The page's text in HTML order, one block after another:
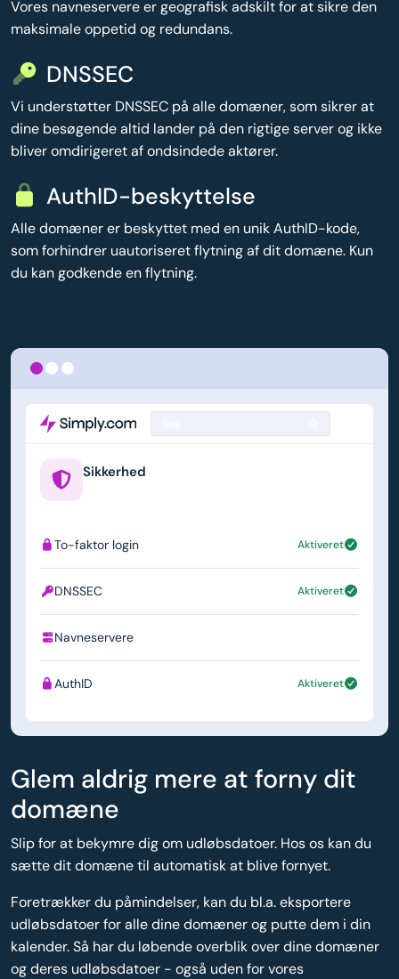
Vores navneservere er geografisk adskilt for at sikre den
maksimale oppetid og redundans.
DNSSEC
Vi understøtter DNSSEC på alle domæner, som sikrer at
dine besøgende altid lander på den rigtige server og ikke
bliver omdirigeret af ondsindede aktører.
AuthID-beskyttelse
Alle domæner er beskyttet med en unik AuthID-kode,
som forhindrer uautoriseret flytning af dit domæne. Kun
du kan godkende en flytning.
Sikkerhed
To-faktor login Aktiveret
DNSSEC Aktiveret
Navneservere
AuthID Aktiveret
Glem aldrig mere at forny dit
domæne
Slip for at bekymre dig om udløbsdatoer. Hos os kan du
sætte dit domæne til automatisk at blive fornyet.
Foretrækker du påmindelser, kan du bl.a. eksportere
udløbsdatoer for alle dine domæner og putte dem i din
kalender. Så har du løbende overblik over dine domæner
og deres udløbsdatoer - også uden for vores